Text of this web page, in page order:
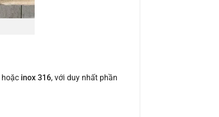
hoặc inox 316, với duy nhất phần